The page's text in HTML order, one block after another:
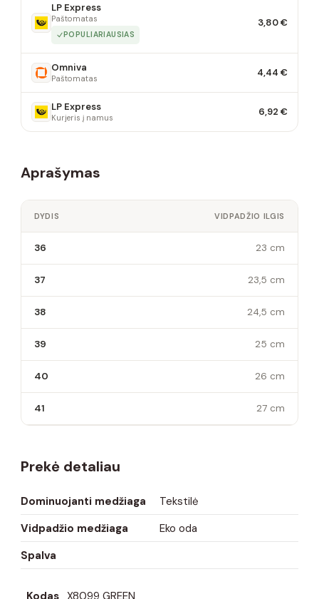
LP Express
Paštomatas
POPULIARIAUSIAS
3,80 €
Omniva
Paštomatas 4,44 €
LP Express
Kurjeris į namus 6,92 €
Aprašymas
DYDIS VIDPADŽIO ILGIS
36 23 cm
37 23,5 cm
38 24,5 cm
39 25 cm
40 26 cm
41 27 cm
Prekė detaliau
Dominuojanti medžiaga
Tekstilė
Vidpadžio medžiaga
Eko oda
Spalva
Kodas X8099 GREEN